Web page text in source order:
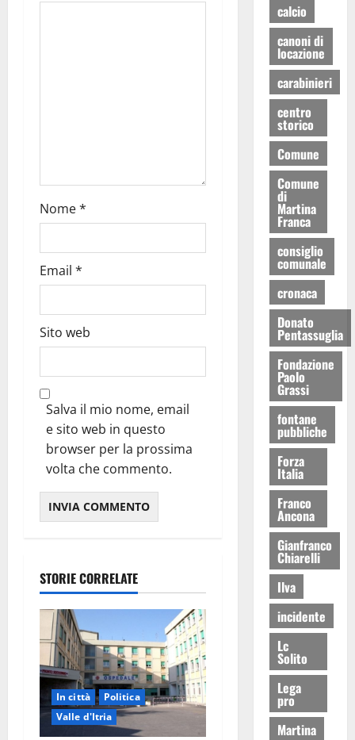
Nome*
Email *
Sito web
Salva il mio nome, email
e sito web in questo
browser per la prossima
volta che commento.
STORIE CORRELATE
In città
Politica
Valle d'Itria
calcio
canoni di
locazione
carabinieri
centro
storico
Comune
Comune
di
Martina
Franca
consiglio
comunale
cronaca
Donato
Pentassuglia
Fondazione
Paolo
Grassi
fontane
pubbliche
Forza
Italia
Franco
Ancona
Gianfranco
Chiarelli
Ilva
incidente
Lc
Solito
Lega
pro
Martina